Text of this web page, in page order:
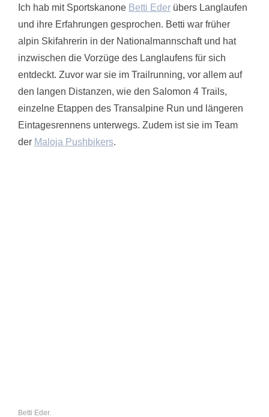
Ich hab mit Sportskanone Betti Eder übers Langlaufen
und ihre Erfahrungen gesprochen. Betti war früher
alpin Skifahrerin in der Nationalmannschaft und hat
inzwischen die Vorzüge des Langlaufens für sich
entdeckt. Zuvor war sie im Trailrunning, vor allem auf
den langen Distanzen, wie den Salomon 4 Trails,
einzelne Etappen des Transalpine Run und längeren
Eintagesrennens unterwegs. Zudem ist sie im Team
der Maloja Pushbikers.
Betti Eder.